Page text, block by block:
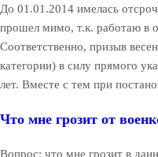
До 01.01.2014 имелась
прошел мимо, т.к. работаю в
Соответственно, призыв
категории) в силу прямого
лет. Вместе с тем при
Что мне грозит от
Вопрос: что мне грозит в